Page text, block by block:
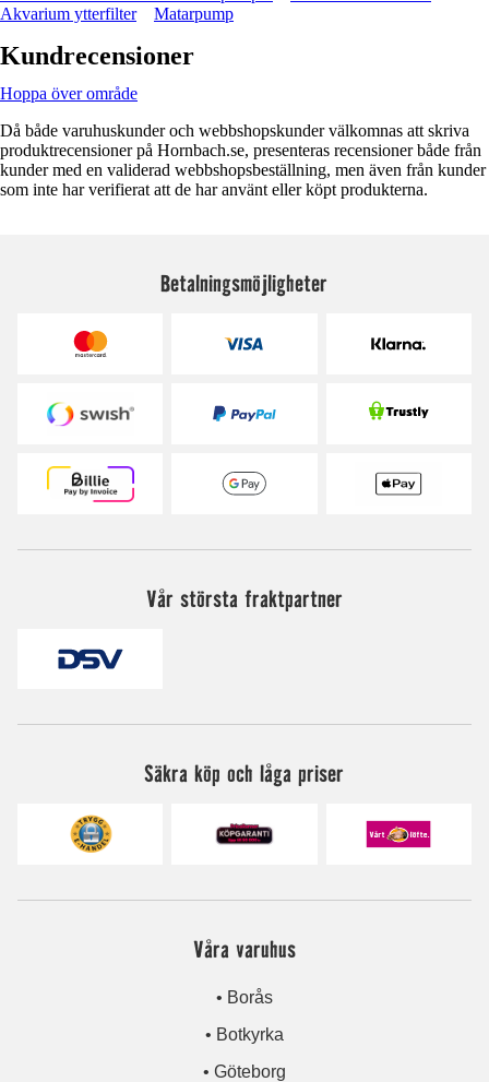
Akvarium ytterfilter
Matarpump
Kundrecensioner
Hoppa över område
Då både varuhuskunder och webbshopskunder välkomnas att skriva
produktrecensioner på Hornbach.se, presenteras recensioner både från
kunder med en validerad webbshopsbeställning, men även från kunder
som inte har verifierat att de har använt eller köpt produkterna.
Betalningsmöjligheter
Vår största fraktpartner
Säkra köp och låga priser
Våra varuhus
• Borås
• Botkyrka
• Göteborg